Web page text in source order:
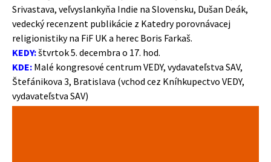
Srivastava, veľvyslankyňa Indie na Slovensku, Dušan Deák,
vedecký recenzent publikácie z Katedry porovnávacej
religionistiky na FiF UK a herec Boris Farkaš.
KEDY:štvrtok 5. decembra o 17. hod.
KDE: Malé kongresové centrum VEDY, vydavateľstva SAV,
Štefánikova 3, Bratislava (vchod cez Kníhkupectvo VEDY,
vydavateľstva SAV)